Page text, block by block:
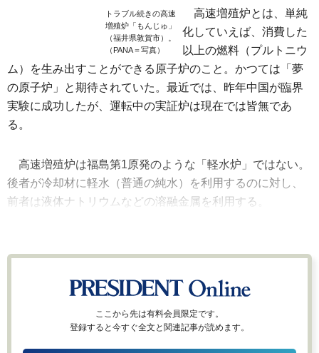
トラブル続きの高速
増殖炉「もんじゅ」
（福井県敦賀市）。
（PANA＝写真）
高速増殖炉とは、単純
化していえば、消費した
以上の燃料（プルトニウ
ム）を生み出すことができる原子炉のこと。かつては「夢
の原子炉」と期待されていた。最近では、昨年中国が臨界
実験に成功したが、運転中の実証炉は現在では皆無であ
る。
高速増殖炉は福島第1原発のような「軽水炉」ではない。
後者が冷却材に軽水（普通の純水）を利用するのに対し、
前者は液体ナトリウムなどの溶融金属を利用する。
ここから先は有料会員限定です。
登録すると今すぐ全文と関連記事が読めます。